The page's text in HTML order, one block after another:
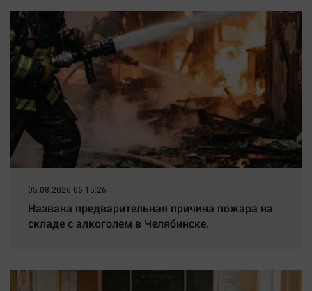
07/08/2026 – Новости
05.08.2026 06:15:26
Названа предварительная причина пожара на
складе с алкоголем в Челябинске.